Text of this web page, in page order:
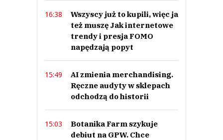
16:38
Wszyscy już to kupili, więc ja
też muszę Jak internetowe
trendy i presja FOMO
napędzają popyt
15:49
AI zmienia merchandising.
Ręczne audyty w sklepach
odchodzą do historii
15:03
Botanika Farm szykuje
debiut na GPW. Chce